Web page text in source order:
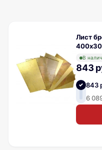
Лист
В
843
843
6